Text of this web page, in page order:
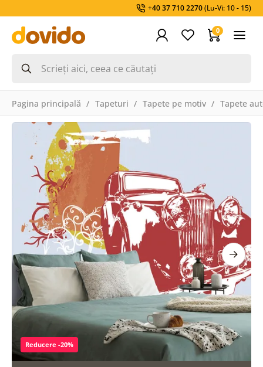
+40 37 710 2270(Lu-Vi: 10 - 15)
0
Pagina principală Tapeturi Tapete pe motiv Tapete
Reducere -20%